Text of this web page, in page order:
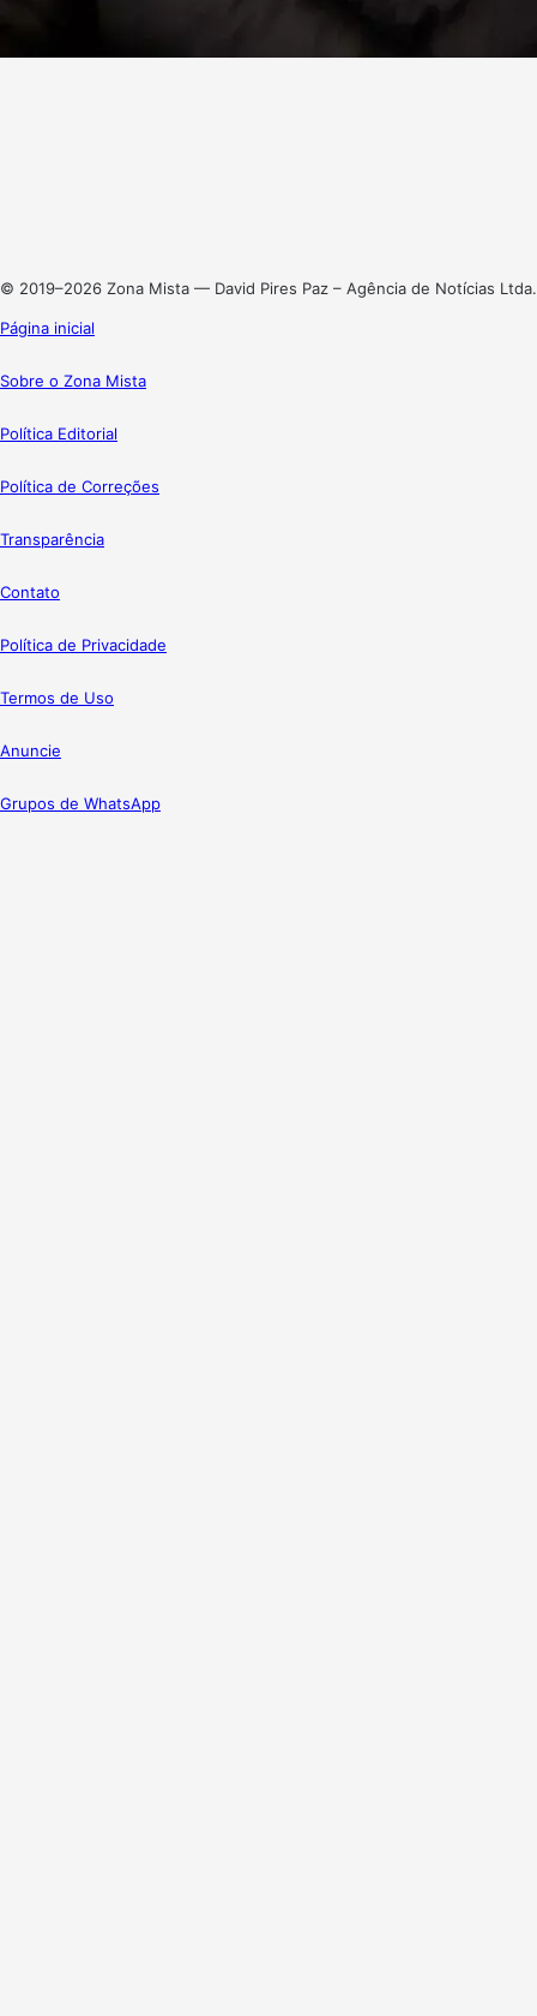
© 2019–2026 Zona Mista — David Pires Paz – Agência de Notícias Ltda.
Página inicial
Sobre o Zona Mista
Política Editorial
Política de Correções
Transparência
Contato
Política de Privacidade
Termos de Uso
Anuncie
Grupos de WhatsApp